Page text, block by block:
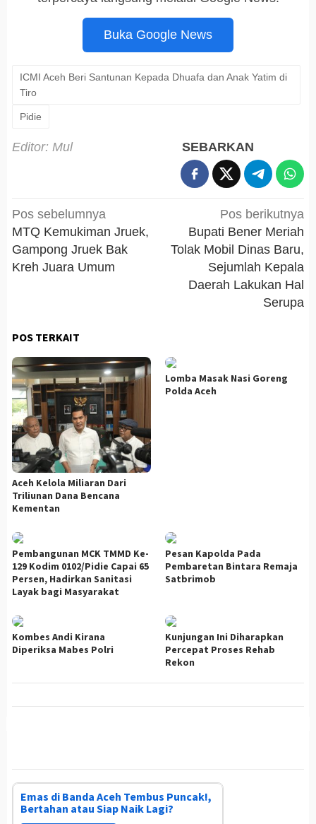
Buka Google News
ICMI Aceh Beri Santunan Kepada Dhuafa dan Anak Yatim di
Tiro
Pidie
Editor: Mul SEBARKAN
Navigasi
pos
Pos sebelumnya
MTQ Kemukiman Jruek,
Gampong Jruek Bak
Kreh Juara Umum
Pos berikutnya
Bupati Bener Meriah
Tolak Mobil Dinas Baru,
Sejumlah Kepala
Daerah Lakukan Hal
Serupa
POS TERKAIT
Aceh Kelola Miliaran Dari
Triliunan Dana Bencana
Kementan
Lomba Masak Nasi Goreng
Polda Aceh
Pembangunan MCK TMMD Ke-
129 Kodim 0102/Pidie Capai 65
Persen, Hadirkan Sanitasi
Layak bagi Masyarakat
Pesan Kapolda Pada
Pembaretan Bintara Remaja
Satbrimob
Kombes Andi Kirana
Diperiksa Mabes Polri
Kunjungan Ini Diharapkan
Percepat Proses Rehab
Rekon
Emas di Banda Aceh Tembus Puncak!,
Bertahan atau Siap Naik Lagi?